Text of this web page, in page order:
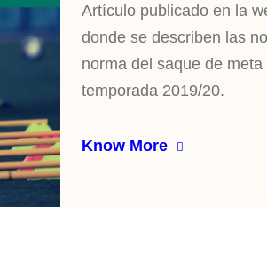
Artículo publicado en la
donde se describen las
norma del saque de
temporada 2019/20.
Know More